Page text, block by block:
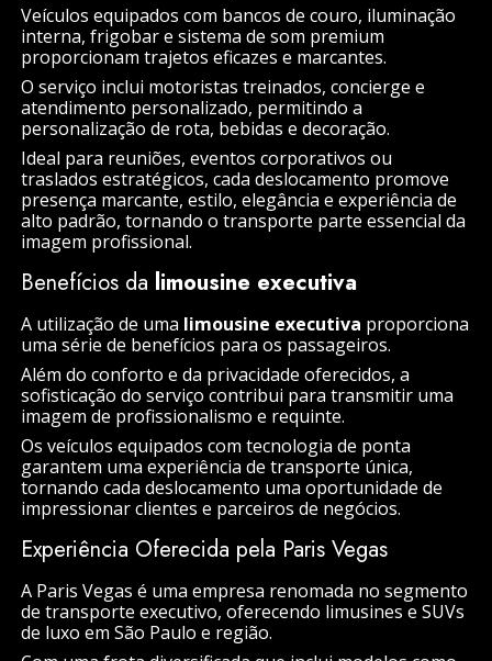
Veículos equipados com bancos de couro, iluminação
interna, frigobar e sistema de som premium
proporcionam trajetos eficazes e marcantes.
O serviço inclui motoristas treinados, concierge e
atendimento personalizado, permitindo a
personalização de rota, bebidas e decoração.
Ideal para reuniões, eventos corporativos ou
traslados estratégicos, cada deslocamento promove
presença marcante, estilo, elegância e experiência de
alto padrão, tornando o transporte parte essencial da
imagem profissional.
Benefícios da limousine executiva
A utilização de uma limousine executiva proporciona
uma série de benefícios para os passageiros.
Além do conforto e da privacidade oferecidos, a
sofisticação do serviço contribui para transmitir uma
imagem de profissionalismo e requinte.
Os veículos equipados com tecnologia de ponta
garantem uma experiência de transporte única,
tornando cada deslocamento uma oportunidade de
impressionar clientes e parceiros de negócios.
Experiência Oferecida pela Paris Vegas
A Paris Vegas é uma empresa renomada no segmento
de transporte executivo, oferecendo limusines e SUVs
de luxo em São Paulo e região.